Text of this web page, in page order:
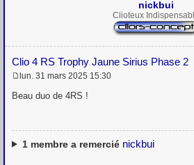
nickbui
Clioteux
Clio 4 RS Trophy Jaune Sirius Phase 2
e
g
e
lun. 31 mars 2025 15:30
Beau duo de 4RS !
1membre a remercié nickbui